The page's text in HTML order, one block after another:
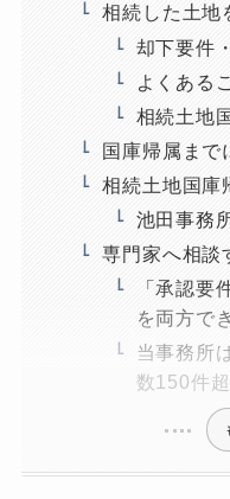
相続した土地
却下要件
よくある
相続土地
国庫帰属まで
相続土地国
池田事務
専門家へ相談
「承認要
を両方で
当事務所
数150件